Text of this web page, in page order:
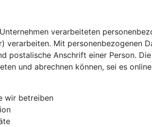
verarbeiteten
Mit personenbezogenen
postalische Anschrift einer Person.
und abrechnen können, sei es
wir betreiben